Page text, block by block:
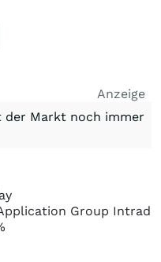
Anzeige
der Markt noch immer